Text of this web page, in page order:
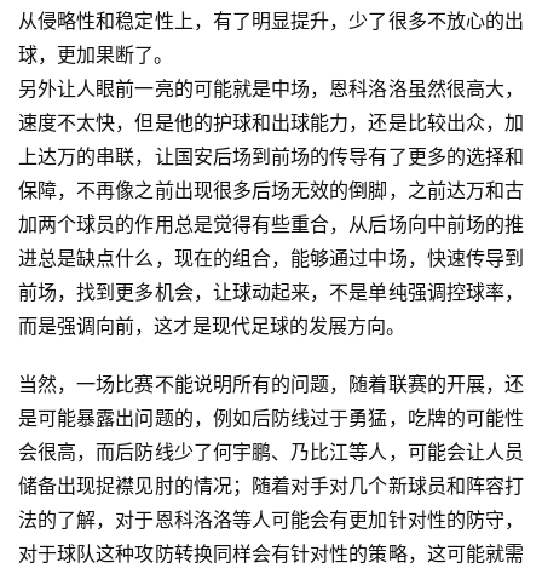
A
I
实
干
群
运
营
录
经
验
教
程
从侵略性和稳定性上，有了明显提升，少了很多不放心的出
球，更加果断了。
另外让人眼前一亮的可能就是中场，恩科洛洛虽然很高大，
速度不太快，但是他的护球和出球能力，还是比较出众，加
上达万的串联，让国安后场到前场的传导有了更多的选择和
保障，不再像之前出现很多后场无效的倒脚，之前达万和古
加两个球员的作用总是觉得有些重合，从后场向中前场的推
进总是缺点什么，现在的组合，能够通过中场，快速传导到
前场，找到更多机会，让球动起来，不是单纯强调控球率，
而是强调向前，这才是现代足球的发展方向。
当然，一场比赛不能说明所有的问题，随着联赛的开展，还
是可能暴露出问题的，例如后防线过于勇猛，吃牌的可能性
会很高，而后防线少了何宇鹏、乃比江等人，可能会让人员
储备出现捉襟见肘的情况；随着对手对几个新球员和阵容打
法的了解，对于恩科洛洛等人可能会有更加针对性的防守，
对于球队这种攻防转换同样会有针对性的策略，这可能就需